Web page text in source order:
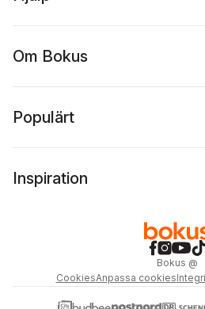
Om Bokus
Populärt
Inspiration
Bokus @
CookiesAnpassa cookies